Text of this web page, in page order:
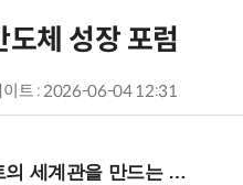
체 성장 포럼
이트 : 2026-06-04 12:31
지식 설계자로.. (8/20 강남역)